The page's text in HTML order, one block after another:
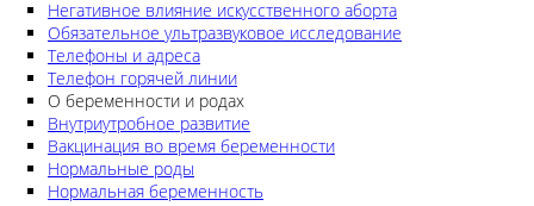
Негативное влияние искусственного аборта
Обязательное ультразвуковое исследование
Телефоны и адреса
Телефон горячей линии
О беременности и родах
Внутриутробное развитие
Вакцинация во время беременности
Нормальные роды
Нормальная беременность